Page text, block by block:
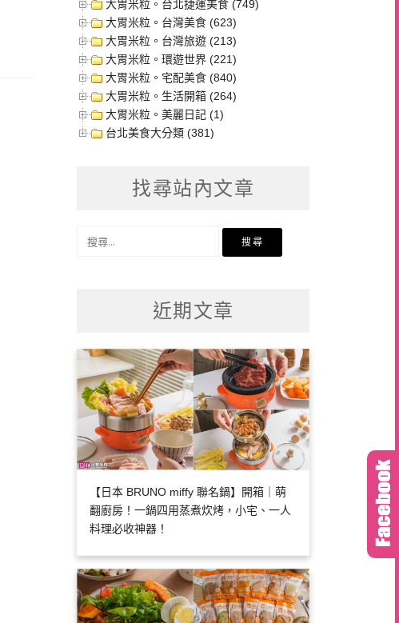
大胃米粒。台北捷運美食 (749)
大胃米粒。台灣美食 (623)
大胃米粒。台灣旅遊 (213)
大胃米粒。環遊世界 (221)
大胃米粒。宅配美食 (840)
大胃米粒。生活開箱 (264)
大胃米粒。美麗日記 (1)
台北美食大分類 (381)
找尋站內文章
近期文章
【日本 BRUNO miffy 聯名鍋】開箱｜萌
翻廚房！一鍋四用蒸煮炊烤，小宅、一人
料理必收神器！